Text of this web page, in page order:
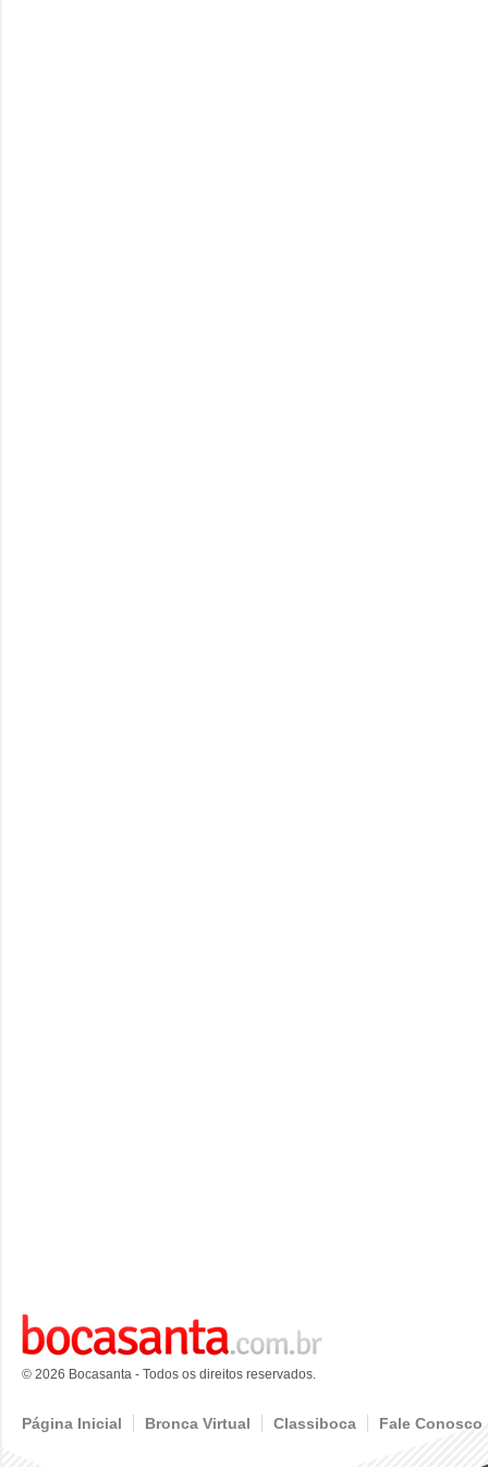
© 2026 Bocasanta - Todos os direitos reservados.
Página Inicial Bronca Virtual Classiboca Fale Conosco